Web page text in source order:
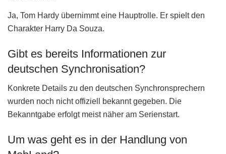
Ja, Tom Hardy übernimmt eine Hauptrolle. Er spielt den
Charakter Harry Da Souza.
Gibt es bereits Informationen zur
deutschen Synchronisation?
Konkrete Details zu den deutschen Synchronsprechern
wurden noch nicht offiziell bekannt gegeben. Die
Bekanntgabe erfolgt meist näher am Serienstart.
Um was geht es in der Handlung von